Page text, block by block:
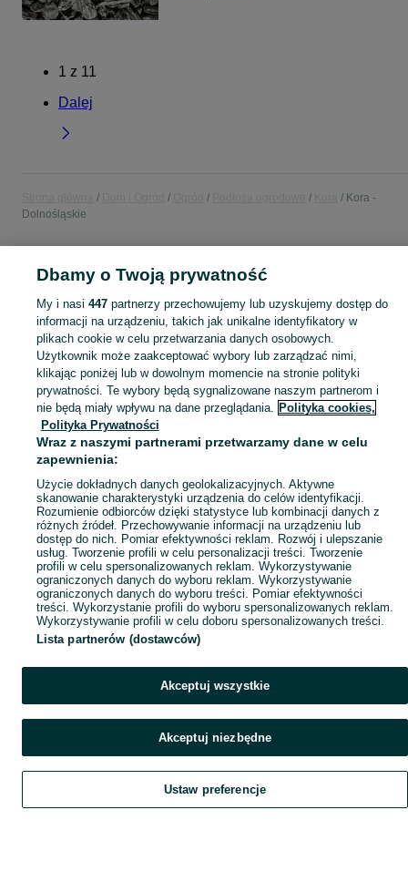
1 z 11
Dalej
Kora -
Dolnośląskie
KATEGORIA
Sprzedaż kory ogrodowej Dolnośląskie ▶️ sosnowa, różne frakcje i worki ✅ Szeroki wybór w atrakcyjnych cenach ☝ Kupuj i sprzedawaj na OLX.pl! Zobacz
Mapa kategorii
Mapa miejscowości
Mapa ministron
Szukaj Obserwujesz Dodaj Czat Konto
Dbamy o Twoją prywatność
My i nasi 447partnerzy przechowujemy lub uzyskujemy dostęp do
informacji na urządzeniu, takich jak unikalne identyfikatory w
plikach cookie w celu przetwarzania danych osobowych.
Użytkownik może zaakceptować wybory lub zarządzać nimi,
klikając poniżej lub w dowolnym momencie na stronie polityki
prywatności. Te wybory będą sygnalizowane naszym partnerom i
nie będą miały wpływu na dane przeglądania. Polityka cookies,
Polityka Prywatności
Wraz z naszymi partnerami przetwarzamy dane w celu
zapewnienia:
Użycie dokładnych danych geolokalizacyjnych. Aktywne
skanowanie charakterystyki urządzenia do celów identyfikacji.
Rozumienie odbiorców dzięki statystyce lub kombinacji danych z
różnych źródeł. Przechowywanie informacji na urządzeniu lub
dostęp do nich. Pomiar efektywności reklam. Rozwój i ulepszanie
usług. Tworzenie profili w celu personalizacji treści. Tworzenie
profili w celu spersonalizowanych reklam. Wykorzystywanie
ograniczonych danych do wyboru reklam. Wykorzystywanie
ograniczonych danych do wyboru treści. Pomiar efektywności
treści. Wykorzystanie profili do wyboru spersonalizowanych reklam.
Wykorzystywanie profili w celu doboru spersonalizowanych treści.
Lista partnerów (dostawców)
Akceptuj wszystkie
Akceptuj niezbędne
Ustaw preferencje